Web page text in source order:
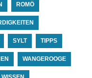
ROMÖ
SYLT TIPPS
WANGEROOGE